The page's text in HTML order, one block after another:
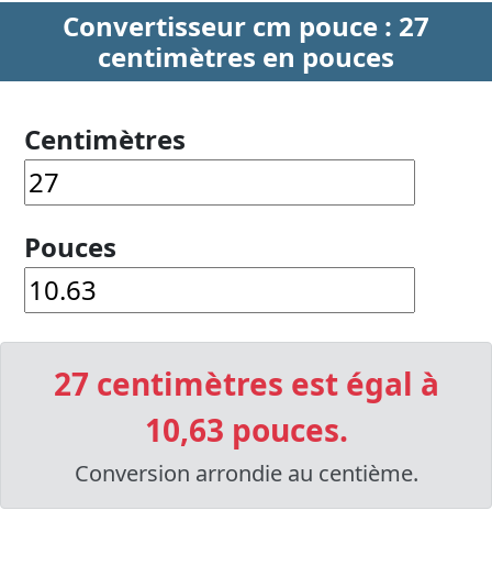
Convertisseur cm pouce : 27
centimètres en pouces
Centimètres
Pouces
27 centimètres est égal à
10,63 pouces.
Conversion arrondie au centième.